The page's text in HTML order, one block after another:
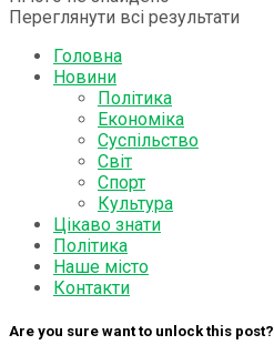
Переглянути всі результати
Головна
Новини
Політика
Економіка
Суспільство
Світ
Спорт
Культура
Цікаво знати
Політика
Наше місто
Контакти
Are you sure want to unlock this post?